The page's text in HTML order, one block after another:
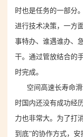
时也是任务的一部分
进行技术决策，一方
事特办、谁遇谁办、
干。通过管放结合的
时完成。
空间高速长寿命滑
时国内还没有成功经
力也非常大。为了打
到底”的协作方式，安